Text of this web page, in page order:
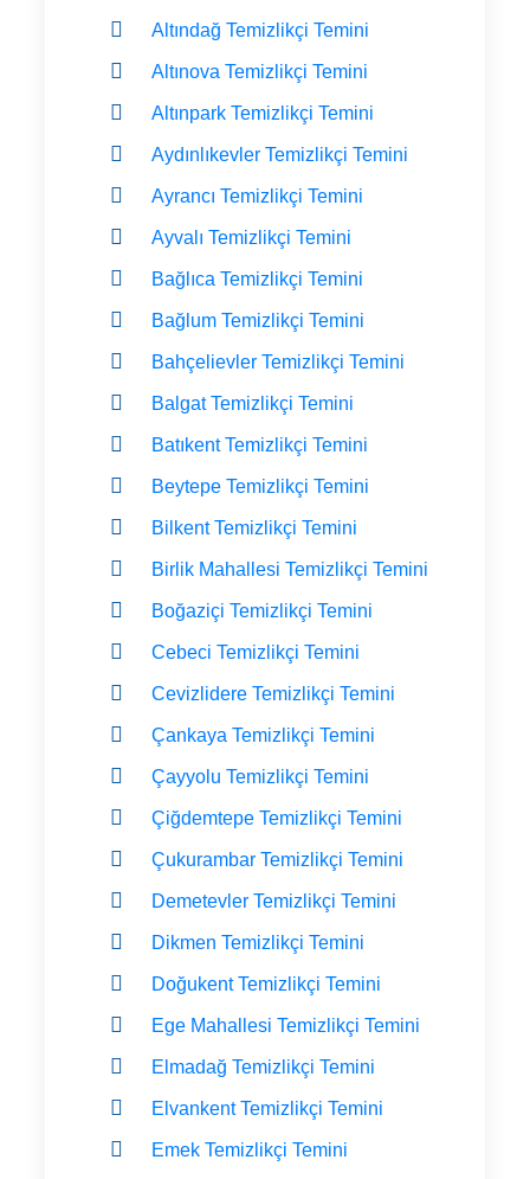
Altındağ Temizlikçi Temini
Altınova Temizlikçi Temini
Altınpark Temizlikçi Temini
Aydınlıkevler Temizlikçi Temini
Ayrancı Temizlikçi Temini
Ayvalı Temizlikçi Temini
Bağlıca Temizlikçi Temini
Bağlum Temizlikçi Temini
Bahçelievler Temizlikçi Temini
Balgat Temizlikçi Temini
Batıkent Temizlikçi Temini
Beytepe Temizlikçi Temini
Bilkent Temizlikçi Temini
Birlik Mahallesi Temizlikçi Temini
Boğaziçi Temizlikçi Temini
Cebeci Temizlikçi Temini
Cevizlidere Temizlikçi Temini
Çankaya Temizlikçi Temini
Çayyolu Temizlikçi Temini
Çiğdemtepe Temizlikçi Temini
Çukurambar Temizlikçi Temini
Demetevler Temizlikçi Temini
Dikmen Temizlikçi Temini
Doğukent Temizlikçi Temini
Ege Mahallesi Temizlikçi Temini
Elmadağ Temizlikçi Temini
Elvankent Temizlikçi Temini
Emek Temizlikçi Temini